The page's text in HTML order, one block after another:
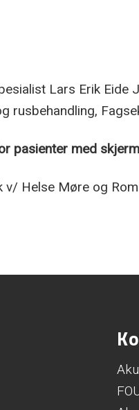
Lars Erik Eide
rusbehandling,
pasienter med
Helse Møre og